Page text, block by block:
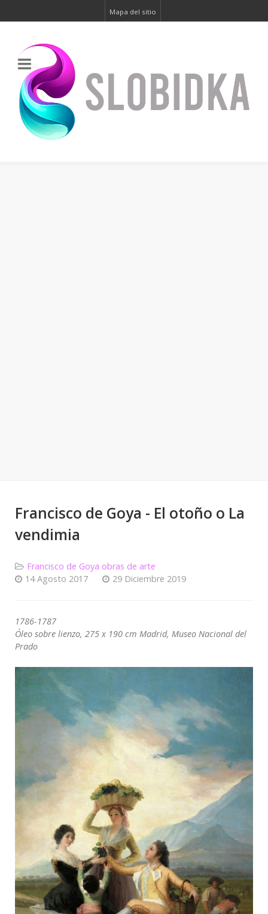
Mapa del sitio
Francisco de Goya - El otoño o La
vendimia
Francisco de Goya obras de arte
14 Agosto 2017
29 Diciembre 2019
1786-1787
Óleo sobre lienzo, 275 x 190 cm Madrid, Museo Nacional del
Prado